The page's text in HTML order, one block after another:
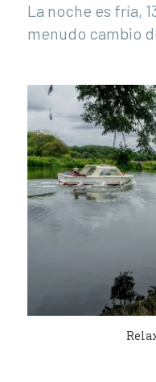
La noche es fría,
menudo cambio